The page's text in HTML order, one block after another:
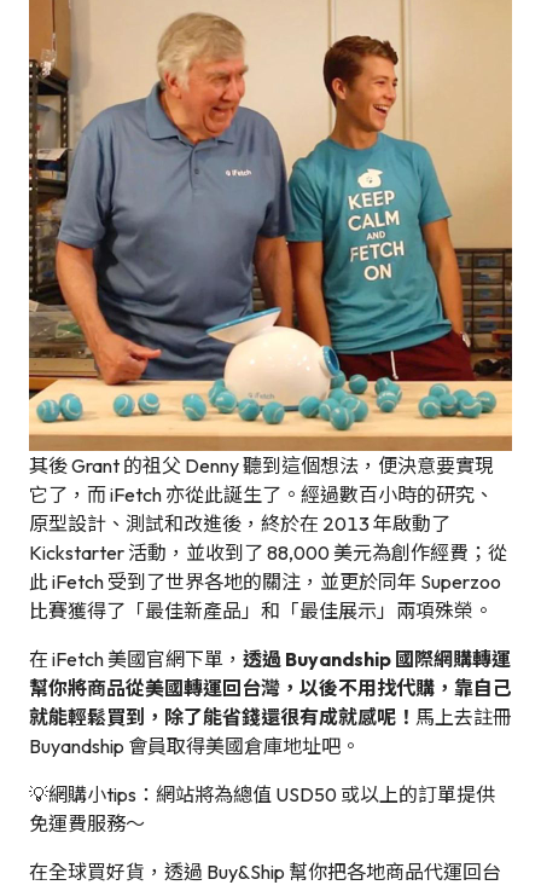
其後 Grant 的祖父 Denny 聽到這個想法，便決意要實現
它了，而 iFetch 亦從此誕生了。經過數百小時的研究、
原型設計、測試和改進後，終於在 2013 年啟動了
Kickstarter 活動，並收到了 88,000 美元為創作經費；從
此 iFetch 受到了世界各地的關注，並更於同年 Superzoo
比賽獲得了「最佳新產品」和「最佳展示」兩項殊榮。
在 iFetch 美國官網下單， 透過 Buyandship 國際網購轉運
幫你將商品從美國轉運回台灣，以後不用找代購，靠自己
就能輕鬆買到，除了能省錢還很有成就感呢！ 馬上去註冊
Buyandship 會員取得美國倉庫地址吧。
💡網購小tips：網站將為總值 USD50 或以上的訂單提供
免運費服務～
在全球買好貨，透過 Buy&Ship 幫你把各地商品代運回台